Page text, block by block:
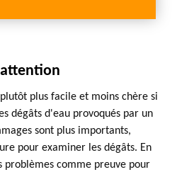
plus facile et moins chère si
dégâts d'eau provoqués par un
sont plus importants,
pour examiner les dégâts. En
problèmes comme preuve pour